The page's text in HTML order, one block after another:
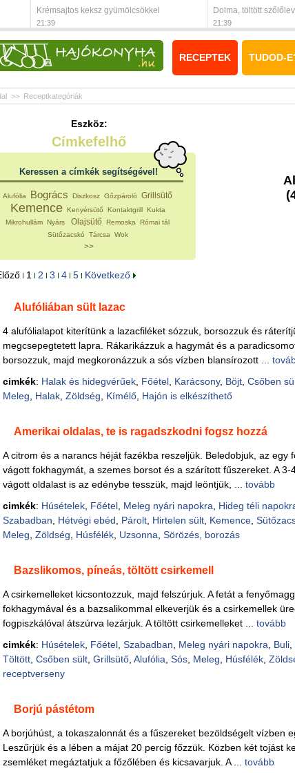
Krémsajtos keksz gyümölcsökkel
21:39
Dolma, töltött
21:39
RECEPTEK TUDOD-
>> Receptkategóriák
Eszköz:
Címkefelhő
Keressen a címkék segítségével!
Alufólia Bogrács Diszkosz Gőzpároló Grillsütő
Kemence Kenyérsütő Kontaktgrill Kukta
Mikrohullám Nyárs Olajsütő Remoska
Római tál
Sütőzacskó
Tárcsa Wok
>>
1 2 3 4 5 Következő
Alufóliában sült lazac
4 alufólialapot kiterítünk a lazacfiléket sózzuk, borsozzuk és
megcsepegtetett lapra. Rákarikázzuk a hagymát és a
borsozzuk, majd megkoronázzuk a sós vízben blansírozott ...
cimkék: Halak és hidegvérűek, Főétel, Karácsony, Böjt, Csőben
Meleg
Halak, Zöldség Kímélő, Hajón is elkészíthető
Amerikai oldalas, te is ragadszkodni fogsz hozzá
A citrom és a narancs héját fazékba reszeljük. Beledobjuk, az egy
vágott fokhagymát, a szemes borsot és a szárított fűszereket. A 3-
vágott oldalast is az edénybe tesszük, majd leöntjük, ... tovább
cimkék: Húsételek, Főétel, Meleg nyári napokra Hideg téli
Szabadban
Hétvégi ebéd Párolt, Hirtelen sült, Kemence,
Meleg Zöldség Húsfélék, Uzsonna Sörözés, borozás
Bazslikomos, píneás, töltött csirkemell
A csirkemelleket kicsontozzuk, majd felszúrjuk. A fetát a
fokhagymával és a bazsalikommal elkeverjük és a csirkemellek
fogpiszkálóval átszúrva lezárjuk. A töltött csirkemelleket ... tovább
cimkék: Húsételek, Főétel, Szabadban Meleg nyári napokra Buli,
Töltött, Csőben sült, Grillsütő, Alufólia Sós, Meleg Húsfélék,
receptverseny
Borjú pástétom
A borjúhúst, a tokaszalonnát és a fűszereket bezöldségelt vízben
Leszűrjük és a lében a májat 20 percig főzzük. Közben két tojást
zsemléket megáztatjuk a főzőlében és kicsavarjuk. A ... tovább